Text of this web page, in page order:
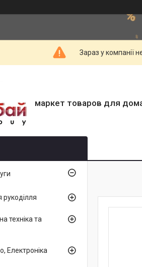
Зараз у компанії
маркет товаров для
техніка та
Електроніка